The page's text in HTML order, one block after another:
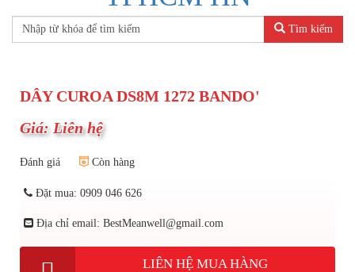
Tìm kiếm
DÂY CUROA DS8M 1272 BANDO'
Giá: Liên hệ
Đánh giá Còn hàng
Đặt mua: 0909 046 626
Địa chỉ email: BestMeanwell@gmail.com
LIÊN HỆ MUA HÀNG